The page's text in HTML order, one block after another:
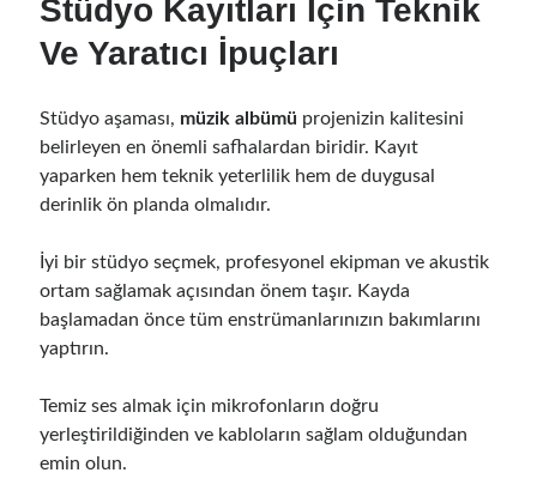
Stüdyo Kayıtları İçin Teknik
Ve Yaratıcı İpuçları
Stüdyo aşaması, müzik albümü projenizin kalitesini
belirleyen en önemli safhalardan biridir. Kayıt
yaparken hem teknik yeterlilik hem de duygusal
derinlik ön planda olmalıdır.
İyi bir stüdyo seçmek, profesyonel ekipman ve akustik
ortam sağlamak açısından önem taşır. Kayda
başlamadan önce tüm enstrümanlarınızın bakımlarını
yaptırın.
Temiz ses almak için mikrofonların doğru
yerleştirildiğinden ve kabloların sağlam olduğundan
emin olun.